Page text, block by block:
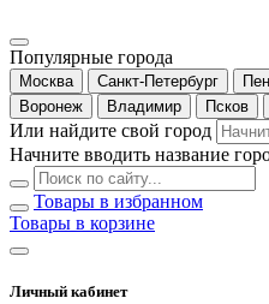
Популярные города
Москва Санкт-Петербург
Воронеж
Владимир Псков
Или найдите свой город
Начните вводить название
Товары в избранном
Товары в корзине
Личный кабинет